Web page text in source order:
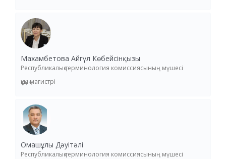
Махамбетова Айгүл Көбейсінқызы
Республикалық терминология комиссиясының мүшесі
құқық магистрі
Омашұлы Дәуітәлі
Республикалық терминология комиссиясының мүшесі